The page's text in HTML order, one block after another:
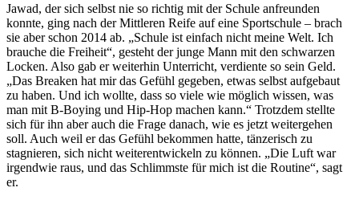
Jawad, der sich selbst nie so richtig mit der Schule anfreunden
konnte, ging nach der Mittleren Reife auf eine Sportschule – brach
sie aber schon 2014 ab. „Schule ist einfach nicht meine Welt. Ich
brauche die Freiheit“, gesteht der junge Mann mit den schwarzen
Locken. Also gab er weiterhin Unterricht, verdiente so sein Geld.
„Das Breaken hat mir das Gefühl gegeben, etwas selbst aufgebaut
zu haben. Und ich wollte, dass so viele wie möglich wissen, was
man mit B-Boying und Hip-Hop machen kann.“ Trotzdem stellte
sich für ihn aber auch die Frage danach, wie es jetzt weitergehen
soll. Auch weil er das Gefühl bekommen hatte, tänzerisch zu
stagnieren, sich nicht weiterentwickeln zu können. „Die Luft war
irgendwie raus, und das Schlimmste für mich ist die Routine“, sagt
er.